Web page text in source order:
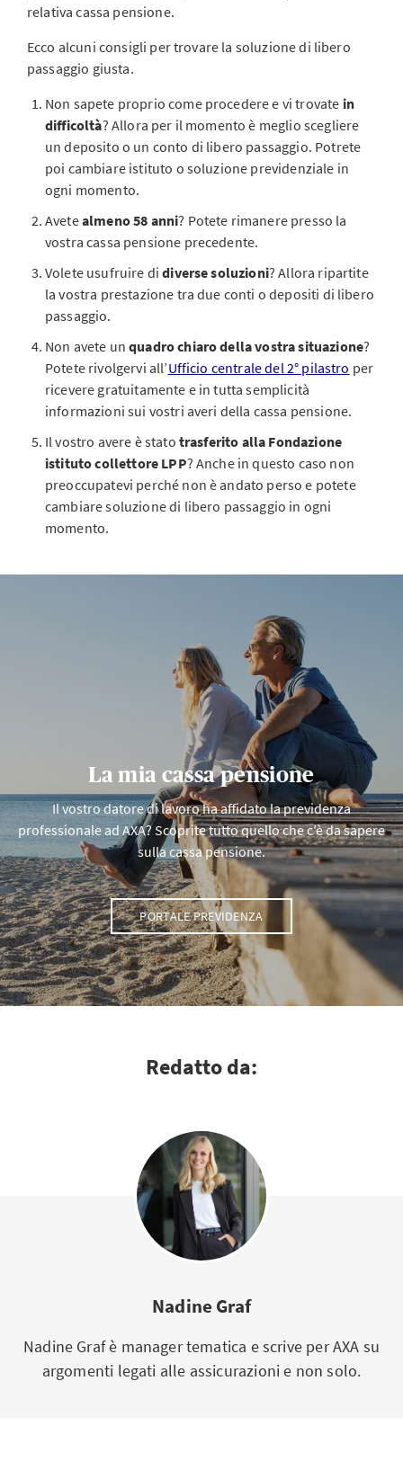
relativa cassa pensione.
Ecco alcuni consigli per trovare la soluzione di libero
passaggio giusta.
Non sapete proprio come procedere e vi trovate in
difficoltà? Allora per il momento è meglio scegliere
un deposito o un conto di libero passaggio. Potrete
poi cambiare istituto o soluzione previdenziale in
ogni momento.
Avetealmeno 58 anni? Potete rimanere presso la
vostra cassa pensione precedente.
Volete usufruire didiverse soluzioni? Allora ripartite
la vostra prestazione tra due conti o depositi di libero
passaggio.
Non avete unquadro chiaro della vostra situazione?
Potete rivolgervi all’Ufficio centrale del 2° pilastro per
ricevere gratuitamente e in tutta semplicità
informazioni sui vostri averi della cassa pensione.
Il vostro avere è stato trasferito alla Fondazione
istituto collettore LPP? Anche in questo caso non
preoccupatevi perché non è andato perso e potete
cambiare soluzione di libero passaggio in ogni
momento.
La mia cassa pensione
Il vostro datore di lavoro ha affidato la previdenza
professionale ad AXA? Scoprite tutto quello che c’è da sapere
sulla cassa pensione.
PORTALE PREVIDENZA
Redatto da:
Nadine Graf
Nadine Graf è manager tematica e scrive per AXA su
argomenti legati alle assicurazioni e non solo.